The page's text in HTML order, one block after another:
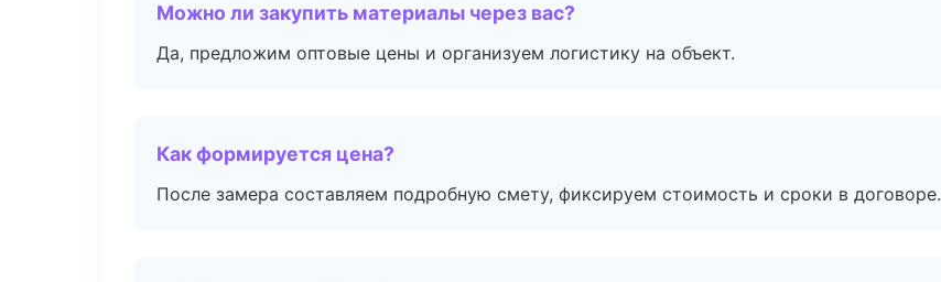
Можно ли закупить материалы через вас?
Да, предложим оптовые цены и организуем логистику на объект.
Как формируется цена?
После замера составляем подробную смету, фиксируем стоимость и сроки в договоре.